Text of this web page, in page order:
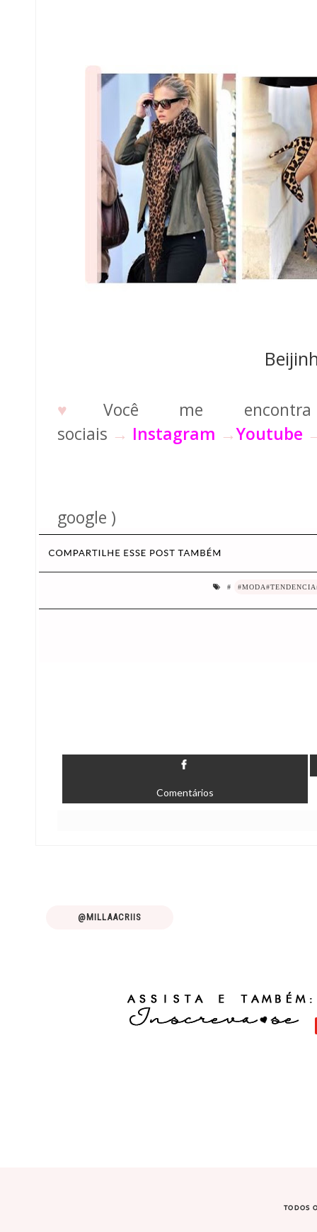
♥Você me
sociais → Instagram →Youtube
google )
#
Comentários
@MILLAACRIIS